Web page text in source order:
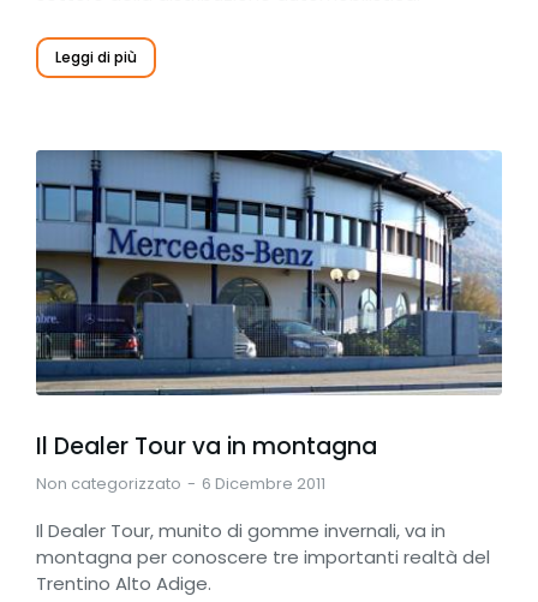
Leggi di più
Il Dealer Tour va in montagna
Non categorizzato 6 Dicembre 2011
Il Dealer Tour, munito di gomme invernali, va in
montagna per conoscere tre importanti realtà del
Trentino Alto Adige.